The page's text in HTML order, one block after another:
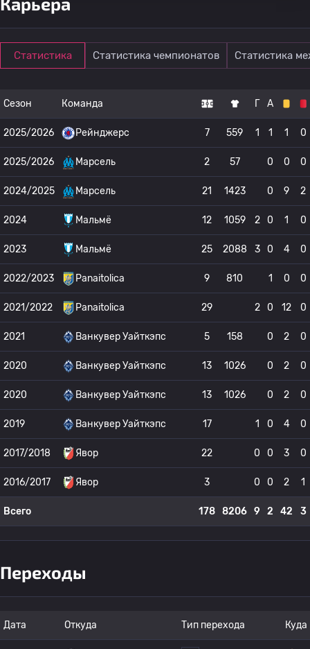
Статистика Статистика чемпионатов Статистика
Сезон Команда Г А
2025/2026 Рейнджерс 7 559 1 1 1 0
2025/2026 Марсель 2 57 0 0 0
2024/2025 Марсель 21 1423 0 9 2
2024 Мальмё 12 1059 2 0 1 0
2023 Мальмё 25 2088 3 0 4 0
2022/2023 Panaitolica 9 810 1 0 0
2021/2022 Panaitolica 29 2 0 12 0
2021 Ванкувер Уайткэпс 5 158 0 2 0
2020 Ванкувер Уайткэпс 13 1026 0 2 0
2020 Ванкувер Уайткэпс 13 1026 0 2 0
2019 Ванкувер Уайткэпс 17 1 0 4 0
2017/2018 Явор 22 0 0 3 0
2016/2017 Явор 3 0 0 2 1
Всего 178 8206 9 2 42 3
Переходы
Дата Откуда Тип перехода Куда